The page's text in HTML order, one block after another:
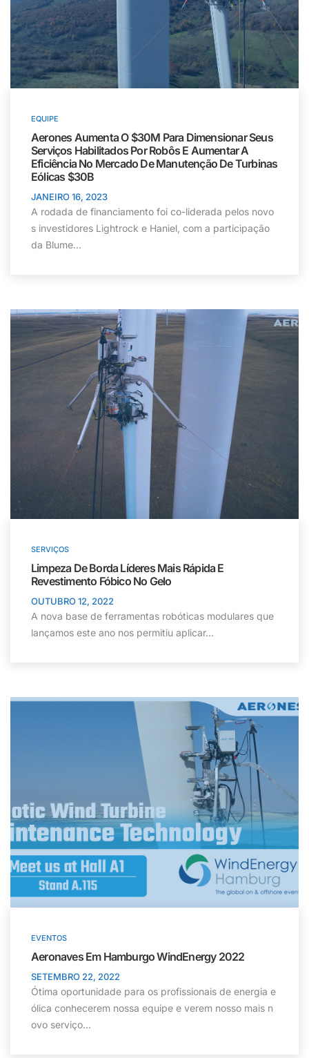
EQUIPE
Aerones Aumenta O $30M Para Dimensionar Seus
Serviços Habilitados Por Robôs E Aumentar A
Eficiência No Mercado De Manutenção De Turbinas
Eólicas $30B
JANEIRO 16, 2023
A rodada de financiamento foi co-liderada pelos novo
s investidores Lightrock e Haniel, com a participação
da Blume...
SERVIÇOS
Limpeza De Borda Líderes Mais Rápida E
Revestimento Fóbico No Gelo
OUTUBRO 12, 2022
A nova base de ferramentas robóticas modulares que
lançamos este ano nos permitiu aplicar...
EVENTOS
Aeronaves Em Hamburgo WindEnergy 2022
SETEMBRO 22, 2022
Ótima oportunidade para os profissionais de energia e
ólica conhecerem nossa equipe e verem nosso mais n
ovo serviço...